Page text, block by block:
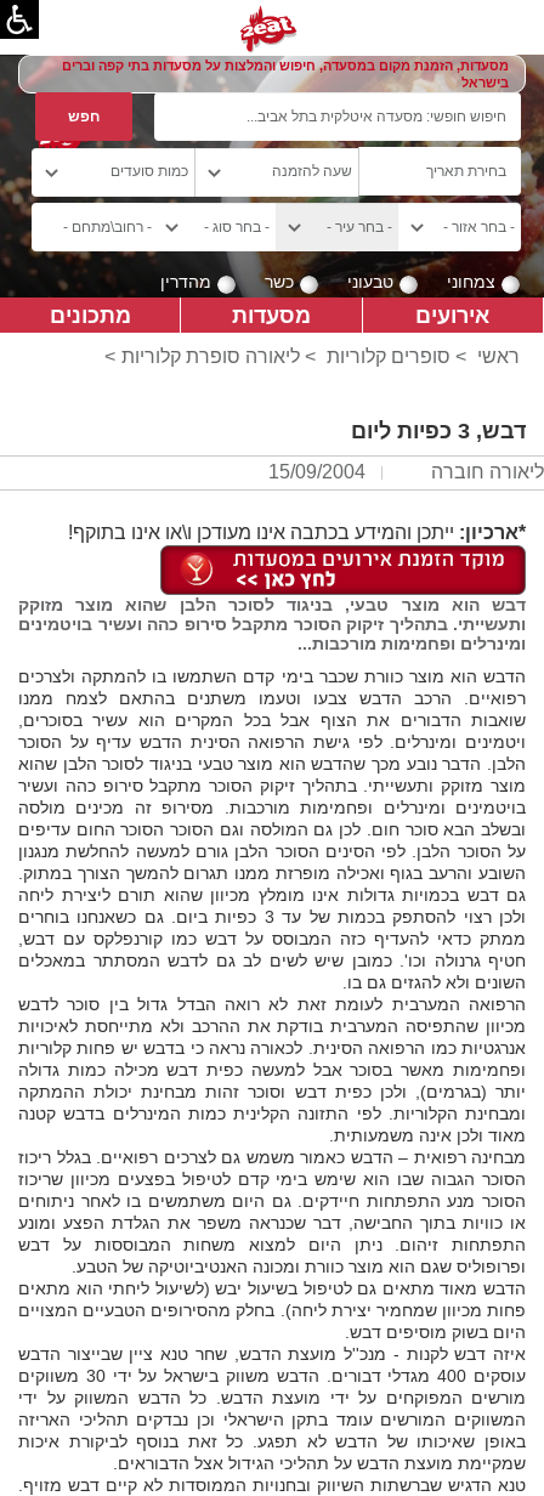
מסעדות, הזמנת מקום במסעדה, חיפוש והמלצות על מסעדות בתי קפה וברים
בישראל
צמחוני טבעוני כשר מהדרין
אירועים מסעדות מתכונים
ראשי > סופרים קלוריות > ליאורה סופרת קלוריות >
דבש, 3 כפיות ליום
ליאורה חוברה 15/09/2004
*ארכיון: ייתכן והמידע בכתבה אינו מעודכן ו\או אינו בתוקף!
דבש הוא מוצר טבעי, בניגוד לסוכר הלבן שהוא מוצר מזוקק
ותעשייתי. בתהליך זיקוק הסוכר מתקבל סירופ כהה ועשיר בויטמינים
ומינרלים ופחמימות מורכבות...
הדבש הוא מוצר כוורת שכבר בימי קדם השתמשו בו להמתקה ולצרכים
רפואיים. הרכב הדבש צבעו וטעמו משתנים בהתאם לצמח ממנו
שואבות הדבורים את הצוף אבל בכל המקרים הוא עשיר בסוכרים,
ויטמינים ומינרלים. לפי גישת הרפואה הסינית הדבש עדיף על הסוכר
הלבן. הדבר נובע מכך שהדבש הוא מוצר טבעי בניגוד לסוכר הלבן שהוא
מוצר מזוקק ותעשייתי. בתהליך זיקוק הסוכר מתקבל סירופ כהה ועשיר
בויטמינים ומינרלים ופחמימות מורכבות. מסירופ זה מכינים מולסה
ובשלב הבא סוכר חום. לכן גם המולסה וגם הסוכר הסוכר החום עדיפים
על הסוכר הלבן. לפי הסינים הסוכר הלבן גורם למעשה להחלשת מנגנון
השובע והרעב בגוף ואכילה מופרזת ממנו תגרום להמשך הצורך במתוק.
גם דבש בכמויות גדולות אינו מומלץ מכיוון שהוא תורם ליצירת ליחה
ולכן רצוי להסתפק בכמות של עד 3 כפיות ביום. גם כשאנחנו בוחרים
ממתק כדאי להעדיף כזה המבוסס על דבש כמו קורנפלקס עם דבש,
חטיף גרנולה וכו'. כמובן שיש לשים לב גם לדבש המסתתר במאכלים
השונים ולא להגזים גם בו.
הרפואה המערבית לעומת זאת לא רואה הבדל גדול בין סוכר לדבש
מכיוון שהתפיסה המערבית בודקת את ההרכב ולא מתייחסת לאיכויות
אנרגטיות כמו הרפואה הסינית. לכאורה נראה כי בדבש יש פחות קלוריות
ופחמימות מאשר בסוכר אבל למעשה כפית דבש מכילה כמות גדולה
יותר (בגרמים), ולכן כפית דבש וסוכר זהות מבחינת יכולת ההמתקה
ומבחינת הקלוריות. לפי התזונה הקלינית כמות המינרלים בדבש קטנה
מאוד ולכן אינה משמעותית.
מבחינה רפואית – הדבש כאמור משמש גם לצרכים רפואיים. בגלל ריכוז
הסוכר הגבוה שבו הוא שימש בימי קדם לטיפול בפצעים מכיוון שריכוז
הסוכר מנע התפתחות חיידקים. גם היום משתמשים בו לאחר ניתוחים
או כוויות בתוך החבישה, דבר שכנראה משפר את הגלדת הפצע ומונע
התפתחות זיהום. ניתן היום למצוא משחות המבוססות על דבש
ופרופוליס שגם הוא מוצר כוורת ומכונה האנטיביוטיקה של הטבע.
הדבש מאוד מתאים גם לטיפול בשיעול יבש (לשיעול ליחתי הוא מתאים
פחות מכיוון שמחמיר יצירת ליחה). בחלק מהסירופים הטבעיים המצויים
היום בשוק מוסיפים דבש.
איזה דבש לקנות - מנכ''ל מועצת הדבש, שחר טנא ציין שבייצור הדבש
עוסקים 400 מגדלי דבורים. הדבש משווק בישראל על ידי 30 משווקים
מורשים המפוקחים על ידי מועצת הדבש. כל הדבש המשווק על ידי
המשווקים המורשים עומד בתקן הישראלי וכן נבדקים תהליכי האריזה
באופן שאיכותו של הדבש לא תפגע. כל זאת בנוסף לביקורת איכות
שמקיימת מועצת הדבש על תהליכי הגידול אצל הדבוראים.
טנא הדגיש שברשתות השיווק ובחנויות הממוסדות לא קיים דבש מזויף.